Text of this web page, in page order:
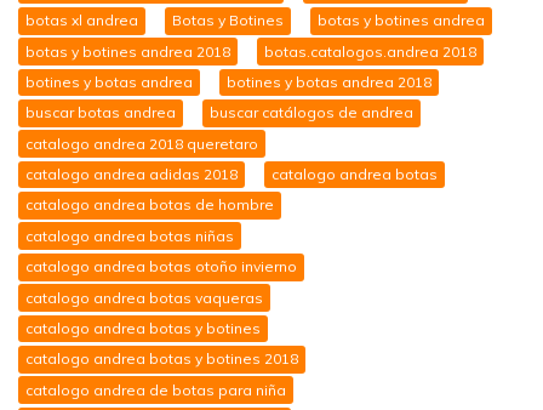
botas xl andrea
Botas y Botines
botas y botines andrea
botas y botines andrea 2018
botas.catalogos.andrea 2018
botines y botas andrea
botines y botas andrea 2018
buscar botas andrea
buscar catálogos de andrea
catalogo andrea 2018 queretaro
catalogo andrea adidas 2018
catalogo andrea botas
catalogo andrea botas de hombre
catalogo andrea botas niñas
catalogo andrea botas otoño invierno
catalogo andrea botas vaqueras
catalogo andrea botas y botines
catalogo andrea botas y botines 2018
catalogo andrea de botas para niña